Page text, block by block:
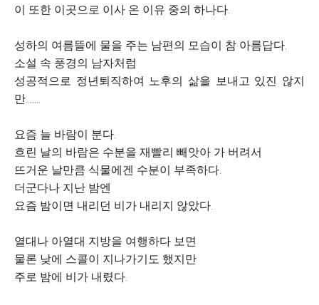
이 또한 이곳으로 이사 온 이유 중의 하나다.
성하의 여름뜰에 물을 주는 남편의 모습이 참 아름답다.
소설 속 풍경의 남자처럼
성공적으로 정년퇴직하여 노후의 삶을 보내고 있진 않지
만.......
요즘 늘 바람이 분다.
흐린 날의 바람은 수분을 재빨리 빼앗아 가 버려서
뜨거운 날만큼 식물에겐 수분이 부족하다.
더군다나 지난 밤엔
요즘 밤이면 내리던 비가 내리지 않았다.
열대나 아열대 지방을 여행하다 보면
물론 낮에 스콜이 지나가기도 했지만
주로 밤에 비가 내렸다.